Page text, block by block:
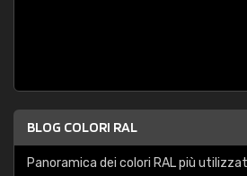
BLOG COLORI RAL
Panoramica dei colori RAL più